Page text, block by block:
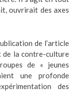
ouvrirait des axes
de l’article
de la contre-culture
de « jeunes
une profonde
des